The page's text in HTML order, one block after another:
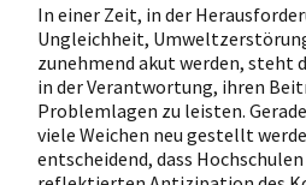
In einer Zeit, in der
Ungleichheit,
zunehmend akut werden, steht
in der Verantwortung, ihren
Problemlagen zu leisten.
viele Weichen neu gestellt
entscheidend, dass